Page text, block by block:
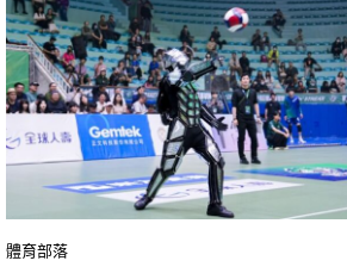
體育部落